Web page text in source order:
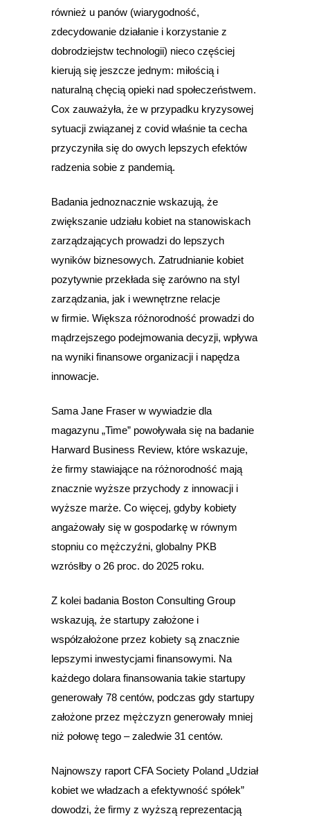
również u panów (wiarygodność,
zdecydowanie działanie i korzystanie z
dobrodziejstw technologii) nieco częściej
kierują się jeszcze jednym: miłością i
naturalną chęcią opieki nad społeczeństwem.
Cox zauważyła, że w przypadku kryzysowej
sytuacji związanej z covid właśnie ta cecha
przyczyniła się do owych lepszych efektów
radzenia sobie z pandemią.
Badania jednoznacznie wskazują, że
zwiększanie udziału kobiet na stanowiskach
zarządzających prowadzi do lepszych
wyników biznesowych. Zatrudnianie kobiet
pozytywnie przekłada się zarówno na styl
zarządzania, jak i wewnętrzne relacje
w firmie. Większa różnorodność prowadzi do
mądrzejszego podejmowania decyzji, wpływa
na wyniki finansowe organizacji i napędza
innowacje.
Sama Jane Fraser w wywiadzie dla
magazynu „Time” powoływała się na badanie
Harward Business Review, które wskazuje,
że firmy stawiające na różnorodność mają
znacznie wyższe przychody z innowacji i
wyższe marże. Co więcej, gdyby kobiety
angażowały się w gospodarkę w równym
stopniu co mężczyźni, globalny PKB
wzrósłby o 26 proc. do 2025 roku.
Z kolei badania Boston Consulting Group
wskazują, że startupy założone i
współzałożone przez kobiety są znacznie
lepszymi inwestycjami finansowymi. Na
każdego dolara finansowania takie startupy
generowały 78 centów, podczas gdy startupy
założone przez mężczyzn generowały mniej
niż połowę tego – zaledwie 31 centów.
Najnowszy raport CFA Society Poland „Udział
kobiet we władzach a efektywność spółek”
dowodzi, że firmy z wyższą reprezentacją